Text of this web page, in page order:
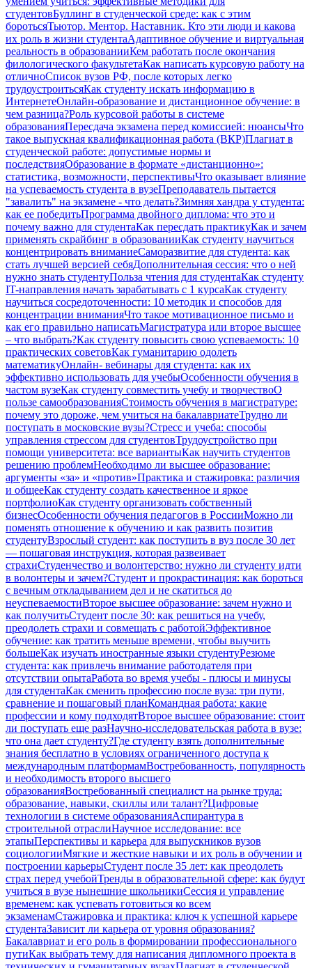
студентовБуллинг в студенческой среде: как с этим
боротьсяТьютор. Ментор. Наставник. Кто эти люди и какова
их роль в жизни студентаАдаптивное обучение и виртуальная
реальность в образованииКем работать после окончания
филологического факультетаКак написать курсовую работу на
отличноСписок вузов РФ, после которых легко
трудоустроитьсяКак студенту искать информацию в
ИнтернетеОнлайн-образование и дистанционное обучение: в
чем разница?Роль курсовой работы в системе
образованияПересдача экзамена перед комиссией: нюансыЧто
такое выпускная квалификационная работа (ВКР)Плагиат в
студенческой работе: допустимые нормы и
последствияОбразование в формате «дистанционно»:
статистика, возможности, перспективыЧто оказывает влияние
на успеваемость студента в вузеПреподаватель пытается
"завалить" на экзамене - что делать?Зимняя хандра у студента:
как ее победитьПрограмма двойного диплома: что это и
почему важно для студентаКак пересдать практикуКак и зачем
применять скрайбинг в образованииКак студенту научиться
концентрировать вниманиеСаморазвитие для студента: как
стать лучшей версией себяДополнительная сессия: что о ней
нужно знать студентуПольза чтения для студентаКак студенту
IT-направления начать зарабатывать с 1 курсаКак студенту
научиться сосредоточенности: 10 методик и способов для
концентрации вниманияЧто такое мотивационное письмо и
как его правильно написатьМагистратура или второе высшее
– что выбрать?Как студенту повысить свою успеваемость: 10
практических советовКак гуманитарию одолеть
математикуОнлайн- вебинары для студента: как их
эффективно использовать для учебыОсобенности обучения в
частом вузеКак студенту совместить учебу и творчествоО
пользе самообразованияСтоимость обучения в магистратуре:
почему это дороже, чем учиться на бакалавриатеТрудно ли
поступать в московские вузы?Стресс и учеба: способы
управления стрессом для студентовТрудоустройство при
помощи университета: все вариантыКак научить студентов
решению проблемНеобходимо ли высшее образование:
аргументы «за» и «против»Практика и стажировка: различия
и общееКак студенту создать качественное и яркое
портфолиоКак студенту организовать собственный
бизнесОсобенности обучения педагогов в РоссииМожно ли
поменять отношение к обучению и как развить позитив
студентуВзрослый студент: как поступить в вуз после 30 лет
— пошаговая инструкция, которая развеивает
страхиСтуденчество и волонтерство: нужно ли cтуденту идти
в волонтеры и зачем?Студент и прокрастинация: как бороться
с вечным откладыванием дел и не скатиться до
неуспеваемостиВторое высшее образование: зачем нужно и
как получитьСтудент после 30: как решиться на учебу,
преодолеть страхи и совмещать с работойЭффективное
обучение: как тратить меньше времени, чтобы выучить
большеКак изучать иностранные языки студентуРезюме
студента: как привлечь внимание работодателя при
отсутствии опытаРабота во время учебы - плюсы и минусы
для студентаКак сменить профессию после вуза: три пути,
сравнение и пошаговый планКомандная работа: какие
профессии и кому подходятВторое высшее образование: стоит
ли поступать еще разНаучно-исследовательская работа в вузе:
что она дает студенту?Где студенту взять дополнительные
знания бесплатно в условиях ограниченного доступа к
международным платформамВостребованность, популярность
и необходимость второго высшего
образованияВостребованный специалист на рынке труда:
образование, навыки, скиллы или талант?Цифровые
технологии в системе образованияАспирантура в
строительной отраслиНаучное исследование: все
этапыПерспективы и карьера для выпускников вузов
социологииМягкие и жесткие навыки и их роль в обучении и
построении карьерыСтудент после 35 лет: как преодолеть
страх перед учебойТренды в образовательной сфере: как будут
учиться в вузе нынешние школьникиСессия и управление
временем: как успевать готовиться ко всем
экзаменамСтажировка и практика: ключ к успешной карьере
студентаЗависит ли карьера от уровня образования?
Бакалавриат и его роль в формировании профессионального
путиКак выбрать тему для написания дипломного проекта в